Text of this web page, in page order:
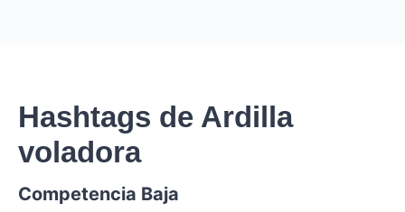
Hashtags de Ardilla
voladora
Competencia Baja